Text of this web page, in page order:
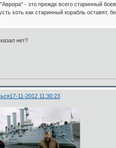
- это прежде всего старинный
хоть как старинный корабль оставят,
нет?
17-11-2012 11:30:23